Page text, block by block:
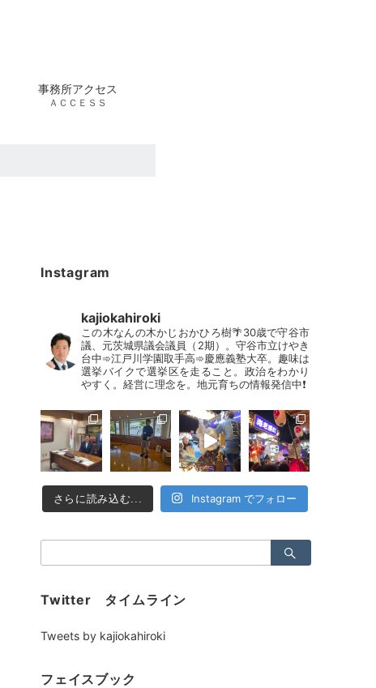
事務所アクセス
ＡＣＣＥＳＳ
Instagram
kajiokahiroki
この木なんの木かじおかひろ樹🌴30歳で守谷市
議、元茨城県議会議員（2期）。守谷市立けやき
台中➾江戸川学園取手高➾慶應義塾大卒。趣味は
選挙バイクで選挙区を走ること。政治をわかり
やすく。経営に理念を。地元育ちの情報発信中❗
さらに読み込む... Instagram でフォロー
索：
Twitter タイムライン
Tweets by kajiokahiroki
フェイスブック